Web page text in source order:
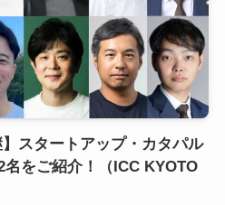
】スタートアップ・カタパル
名をご紹介！（ICC KYOTO